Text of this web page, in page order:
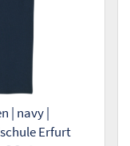
| navy |
Erfurt